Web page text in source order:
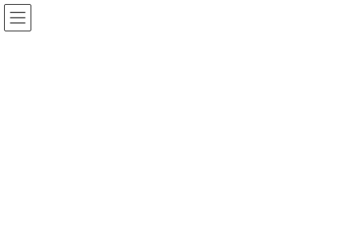
コ
ン
ナ
ビ